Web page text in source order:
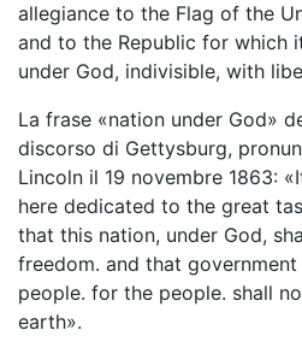
allegiance to the Flag of the
and to the Republic for which
under God, indivisible, with
La frase «nation under God»
discorso di Gettysburg,
Lincoln il 19 novembre 1863:
here dedicated to the great
that this nation, under God,
freedom. and that
people. for the people. shall
earth».